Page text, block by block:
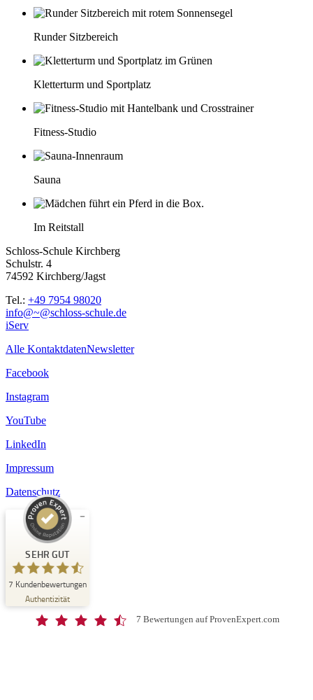
Runder Sitzbereich
Kletterturm und Sportplatz
Fitness-Studio
Sauna
Im Reitstall
Schloss-Schule Kirchberg
Schulstr. 4
74592 Kirchberg/Jagst
Tel.: +49 7954 98020
info@~@schloss-schule.de
iServ
Alle KontaktdatenNewsletter
Facebook
Instagram
YouTube
LinkedIn
Impressum
Datenschutz
SEHR GUT
7 Kundenbewertungen
Authentizität
Kundenbewertungen und Erfahrungen zu
Schloss-Schule Kirchberg
ProvenExpert.com
SEHR GUT
4,67
/
5,00 7 Bewertungen auf ProvenExpert.com